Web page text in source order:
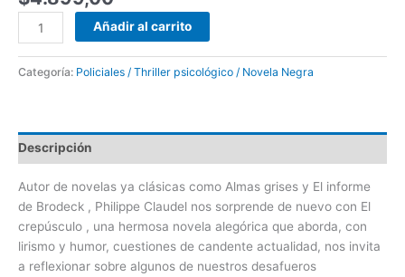
Añadir al carrito
Categoría: Policiales / Thriller psicológico / Novela Negra
Descripción
Autor de novelas ya clásicas como Almas grises y El informe
de Brodeck , Philippe Claudel nos sorprende de nuevo con El
crepúsculo , una hermosa novela alegórica que aborda, con
lirismo y humor, cuestiones de candente actualidad, nos invita
a reflexionar sobre algunos de nuestros desafueros